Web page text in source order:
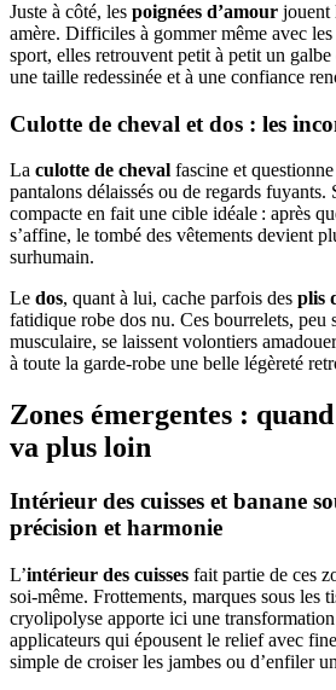
Juste à côté, les poignées d’amour jouent
amère. Difficiles à gommer même avec les
sport, elles retrouvent petit à petit un galbe
une taille redessinée et à une confiance
Culotte de cheval et dos : les
La culotte de cheval fascine et
pantalons délaissés ou de regards fuyants.
compacte en fait une cible idéale : après
s’affine, le tombé des vêtements devient
surhumain.
Le dos, quant à lui, cache parfois des plis
fatidique robe dos nu. Ces bourrelets, peu
musculaire, se laissent volontiers
à toute la garde-robe une belle légèreté
Zones émergentes :
va plus loin
Intérieur des cuisses et banane
précision et harmonie
L’intérieur des cuisses fait partie de ces
soi-même. Frottements, marques sous les
cryolipolyse apporte ici une
applicateurs qui épousent le relief avec
simple de croiser les jambes ou d’enfiler